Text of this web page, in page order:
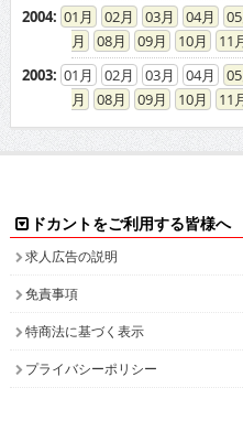
2004: 01 02 03 04 05
08
09 10 11
2003: 01 02 03 04 05
08
09 10 11
ドカントをご利用する皆様へ
求人広告の説明
免責事項
特商法に基づく表示
プライバシーポリシー